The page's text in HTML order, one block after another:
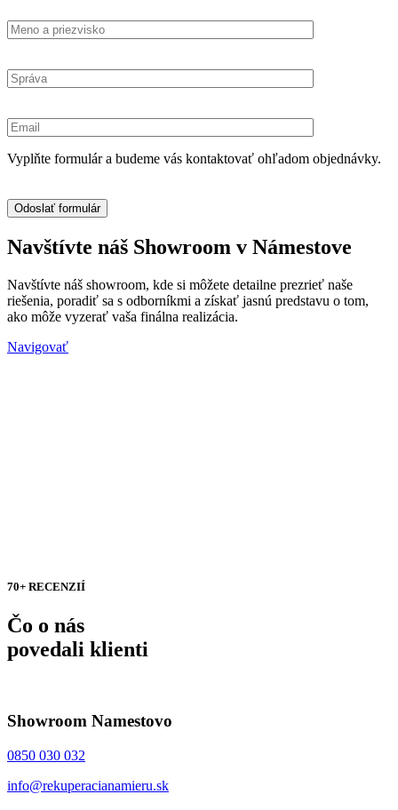
Vyplňte formulár a budeme vás kontaktovať ohľadom objednávky.
Navštívte náš Showroom v Námestove
Navštívte náš showroom, kde si môžete detailne prezrieť naše
riešenia, poradiť sa s odborníkmi a získať jasnú predstavu o tom,
ako môže vyzerať vaša finálna realizácia.
Navigovať
70+ RECENZIÍ
Čo o nás
povedali klienti
Showroom Namestovo
0850 030 032
info@rekuperacianamieru.sk